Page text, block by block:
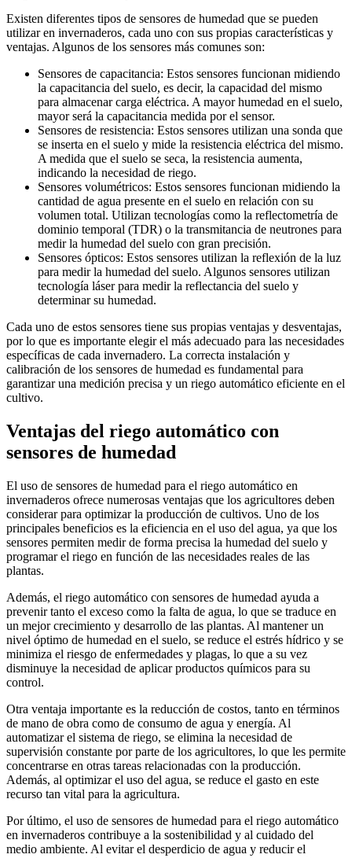
Existen diferentes tipos de sensores de humedad que se pueden
utilizar en invernaderos, cada uno con sus propias características y
ventajas. Algunos de los sensores más comunes son:
Sensores de capacitancia: Estos sensores funcionan midiendo
la capacitancia del suelo, es decir, la capacidad del mismo
para almacenar carga eléctrica. A mayor humedad en el suelo,
mayor será la capacitancia medida por el sensor.
Sensores de resistencia: Estos sensores utilizan una sonda que
se inserta en el suelo y mide la resistencia eléctrica del mismo.
A medida que el suelo se seca, la resistencia aumenta,
indicando la necesidad de riego.
Sensores volumétricos: Estos sensores funcionan midiendo la
cantidad de agua presente en el suelo en relación con su
volumen total. Utilizan tecnologías como la reflectometría de
dominio temporal (TDR) o la transmitancia de neutrones para
medir la humedad del suelo con gran precisión.
Sensores ópticos: Estos sensores utilizan la reflexión de la luz
para medir la humedad del suelo. Algunos sensores utilizan
tecnología láser para medir la reflectancia del suelo y
determinar su humedad.
Cada uno de estos sensores tiene sus propias ventajas y desventajas,
por lo que es importante elegir el más adecuado para las necesidades
específicas de cada invernadero. La correcta instalación y
calibración de los sensores de humedad es fundamental para
garantizar una medición precisa y un riego automático eficiente en el
cultivo.
Ventajas del riego automático con
sensores de humedad
El uso de sensores de humedad para el riego automático en
invernaderos ofrece numerosas ventajas que los agricultores deben
considerar para optimizar la producción de cultivos. Uno de los
principales beneficios es la eficiencia en el uso del agua, ya que los
sensores permiten medir de forma precisa la humedad del suelo y
programar el riego en función de las necesidades reales de las
plantas.
Además, el riego automático con sensores de humedad ayuda a
prevenir tanto el exceso como la falta de agua, lo que se traduce en
un mejor crecimiento y desarrollo de las plantas. Al mantener un
nivel óptimo de humedad en el suelo, se reduce el estrés hídrico y se
minimiza el riesgo de enfermedades y plagas, lo que a su vez
disminuye la necesidad de aplicar productos químicos para su
control.
Otra ventaja importante es la reducción de costos, tanto en términos
de mano de obra como de consumo de agua y energía. Al
automatizar el sistema de riego, se elimina la necesidad de
supervisión constante por parte de los agricultores, lo que les permite
concentrarse en otras tareas relacionadas con la producción.
Además, al optimizar el uso del agua, se reduce el gasto en este
recurso tan vital para la agricultura.
Por último, el uso de sensores de humedad para el riego automático
en invernaderos contribuye a la sostenibilidad y al cuidado del
medio ambiente. Al evitar el desperdicio de agua y reducir el